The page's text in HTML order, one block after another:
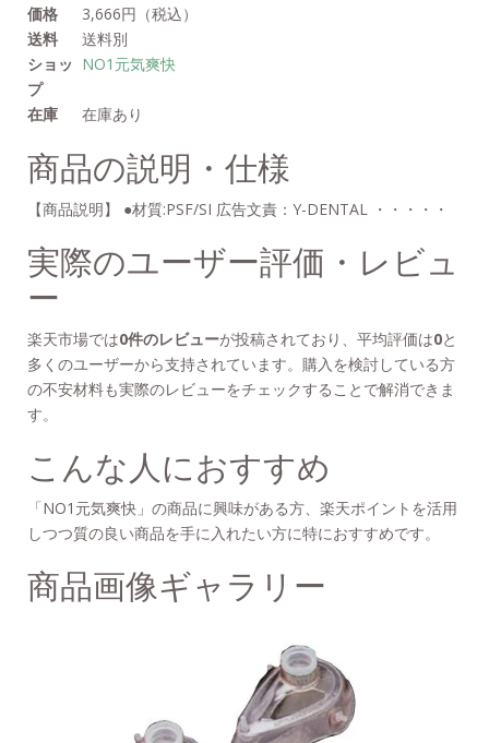
価格
3,666円（税込）
送料
送料別
ショッ
プ
NO1元気爽快
在庫 在庫あり
商品の説明・仕様
【商品説明】 ●材質:PSF/SI 広告文責：Y-DENTAL ・・・・・
実際のユーザー評価・レビュ
ー
楽天市場では0件のレビューが投稿されており、平均評価は0と
多くのユーザーから支持されています。購入を検討している方
の不安材料も実際のレビューをチェックすることで解消できま
す。
こんな人におすすめ
「NO1元気爽快」の商品に興味がある方、楽天ポイントを活用
しつつ質の良い商品を手に入れたい方に特におすすめです。
商品画像ギャラリー